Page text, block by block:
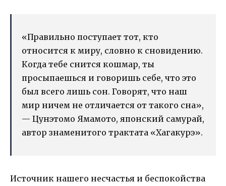
«Правильно поступает тот, кто
относится к миру, словно к сновидению.
Когда тебе снится кошмар, ты
просыпаешься и говоришь себе, что это
был всего лишь сон. Говорят, что наш
мир ничем не отличается от такого сна»,
— Цунэтомо Ямамото, японский самурай,
автор знаменитого трактата «Хагакурэ».
Источник нашего несчастья и беспокойства